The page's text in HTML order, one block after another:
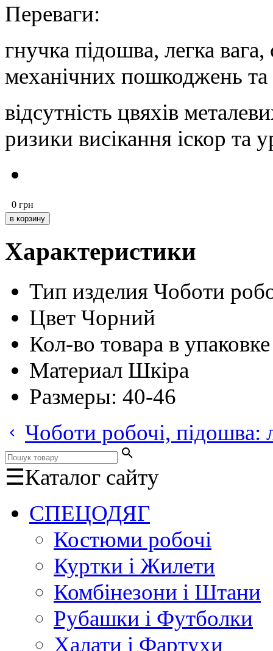
Переваги:
гнучка підошва, легка вага,
механічних пошкоджень та
відсутність цвяхів
ризики висікання іскор
0 грн
Характеристики
Тип изделия Чоботи
Цвет Чорний
Кол-во товара в упаковке
Материал Шкіра
Размеры: 40-46
keyboard_arrow_left Чоботи робочі, підошва:
search
☰Каталог сайту
СПЕЦОДЯГ
Костюми робочі
Куртки і Жилети
Комбінезони і Штани
Рубашки і Футболки
Халати і Фартухи